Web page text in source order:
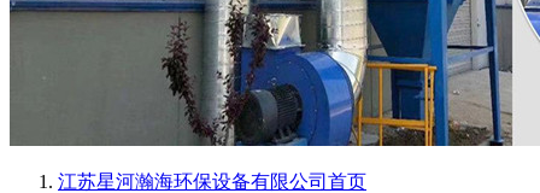
江苏星河瀚海环保设备有限公司 首页